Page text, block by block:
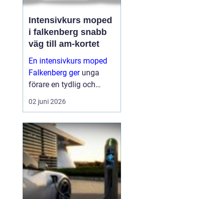
Intensivkurs moped
i falkenberg snabb
väg till am-kortet
En intensivkurs moped
Falkenberg gerunga
förare en tydlig och
fokuserad väg mot AM-
körkortet. I stället för att
över flera månader
samlas teori och
praktiska moment under
ett...
02 juni 2026